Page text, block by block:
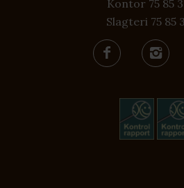
Kontor 75 85
Slagteri 75 85